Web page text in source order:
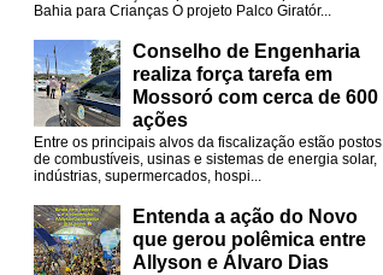
Bahia para Crianças O projeto Palco Giratór...
Conselho de Engenharia
realiza força tarefa em
Mossoró com cerca de 600
ações
Entre os principais alvos da fiscalização estão postos
de combustíveis, usinas e sistemas de energia solar,
indústrias, supermercados, hospi...
Entenda a ação do Novo
que gerou polêmica entre
Allyson e Álvaro Dias